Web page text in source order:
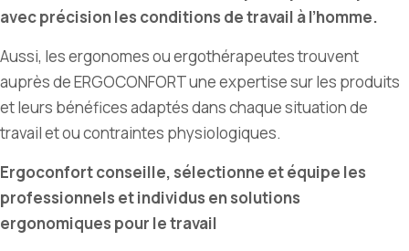
avec précision les conditions de travail à l’homme.
Aussi, les ergonomes ou ergothérapeutes trouvent
auprès de ERGOCONFORT une expertise sur les produits
et leurs bénéfices adaptés dans chaque situation de
travail et ou contraintes physiologiques.
Ergoconfort conseille, sélectionne et équipe les
professionnels et individus en solutions
ergonomiques pour le travail